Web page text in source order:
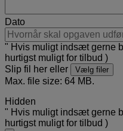
Dato
" Hvis muligt indsæt gerne
hurtigst muligt for tilbud )
Slip fil her eller
Vælg filer
Max. file size: 64 MB.
Hidden
" Hvis muligt indsæt gerne
hurtigst muligt for tilbud )